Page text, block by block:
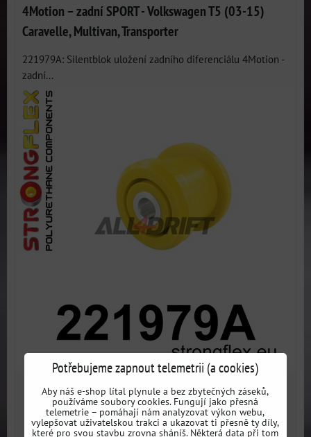
4Motion – zadní SPORT - Volkswagen T5 (03-15)
Caravelle, Multivan, Transporter
221979A: Silentblok uložení zadního diferenciálu 4Motion -
zadní...
1183 Kčs DPH
Dostupnost: 3 dni
Potřebujeme zapnout telemetrii (a cookies)
Aby náš e-shop lítal plynule a bez zbytečných záseků,
používáme soubory cookies. Fungují jako přesná
telemetrie – pomáhají nám analyzovat výkon webu,
vylepšovat uživatelskou trakci a ukazovat ti přesně ty díly,
které pro svou stavbu zrovna sháníš. Některá data při tom